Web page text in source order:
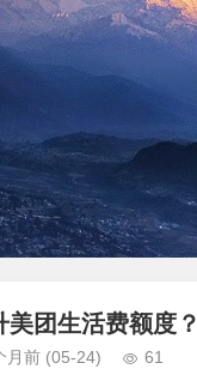
团生活费额度？
月前 (05-24) 61